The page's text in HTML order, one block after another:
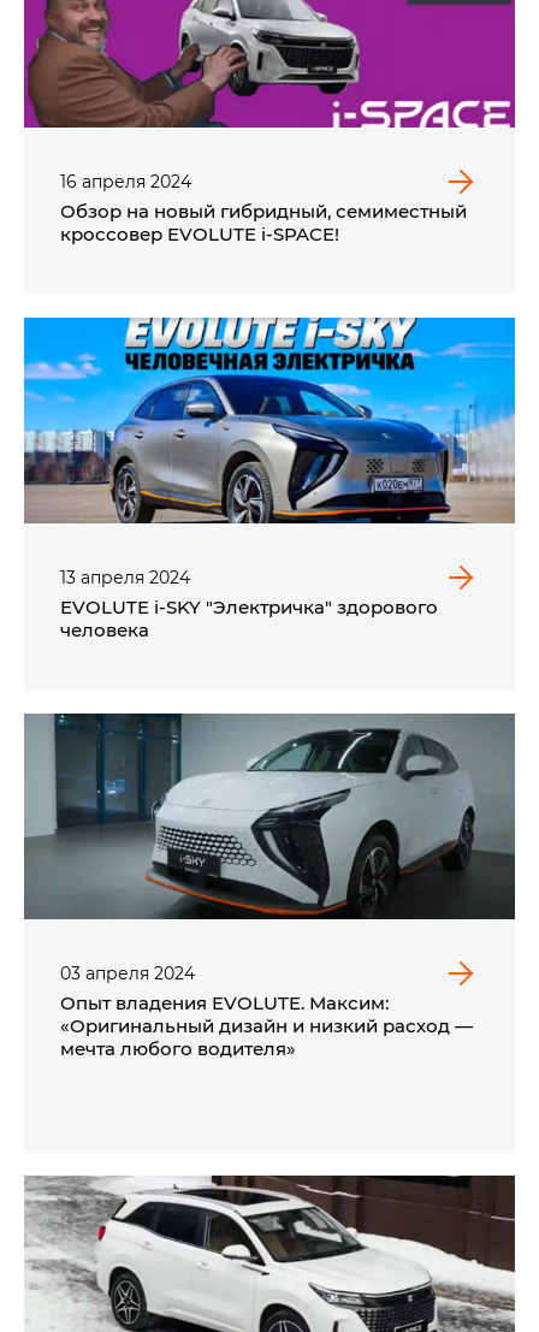
16 апреля 2024
Обзор на новый гибридный, семиместный
кроссовер EVOLUTE i‑SPACE!
13 апреля 2024
EVOLUTE i‑SKY "Электричка" здорового
человека
03 апреля 2024
Опыт владения EVOLUTE. Максим:
«Оригинальный дизайн и низкий расход —
мечта любого водителя»